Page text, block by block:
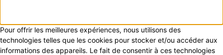
Pour offrir les meilleures expériences, nous utilisons des
technologies telles que les cookies pour stocker et/ou accéder aux
informations des appareils. Le fait de consentir à ces technologies